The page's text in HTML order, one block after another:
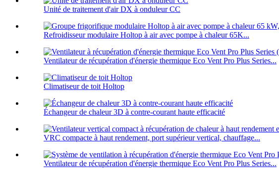
Unité de traitement d'air DX à onduleur CC
Refroidisseur modulaire Holtop à air avec pompe à chaleur 65K...
Ventilateur de récupération d'énergie thermique Eco Vent Pro Plus Series...
Climatiseur de toit Holtop
Échangeur de chaleur 3D à contre-courant haute efficacité
VRC compacte à haut rendement, port supérieur vertical, chauffage...
Ventilateur de récupération d'énergie thermique Eco Vent Pro Plus Series...